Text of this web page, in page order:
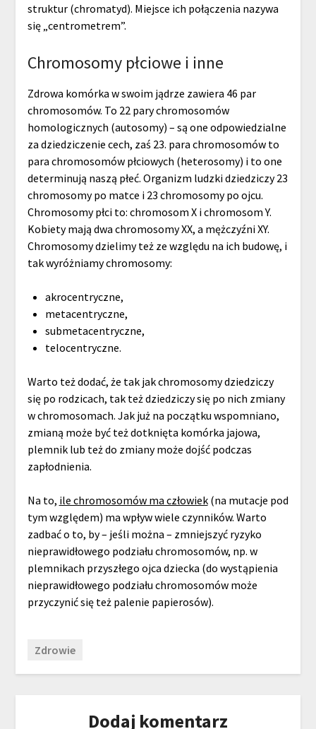
struktur (chromatyd). Miejsce ich połączenia nazywa
się „centrometrem”.
Chromosomy płciowe i inne
Zdrowa komórka w swoim jądrze zawiera 46 par
chromosomów. To 22 pary chromosomów
homologicznych (autosomy) – są one odpowiedzialne
za dziedziczenie cech, zaś 23. para chromosomów to
para chromosomów płciowych (heterosomy) i to one
determinują naszą płeć. Organizm ludzki dziedziczy 23
chromosomy po matce i 23 chromosomy po ojcu.
Chromosomy płci to: chromosom X i chromosom Y.
Kobiety mają dwa chromosomy XX, a mężczyźni XY.
Chromosomy dzielimy też ze względu na ich budowę, i
tak wyróżniamy chromosomy:
akrocentryczne,
metacentryczne,
submetacentryczne,
telocentryczne.
Warto też dodać, że tak jak chromosomy dziedziczy
się po rodzicach, tak też dziedziczy się po nich zmiany
w chromosomach. Jak już na początku wspomniano,
zmianą może być też dotknięta komórka jajowa,
plemnik lub też do zmiany może dojść podczas
zapłodnienia.
Na to, ile chromosomów ma człowiek(na mutacje pod
tym względem) ma wpływ wiele czynników. Warto
zadbać o to, by – jeśli można – zmniejszyć ryzyko
nieprawidłowego podziału chromosomów, np. w
plemnikach przyszłego ojca dziecka (do wystąpienia
nieprawidłowego podziału chromosomów może
przyczynić się też palenie papierosów).
Zdrowie
Dodaj komentarz